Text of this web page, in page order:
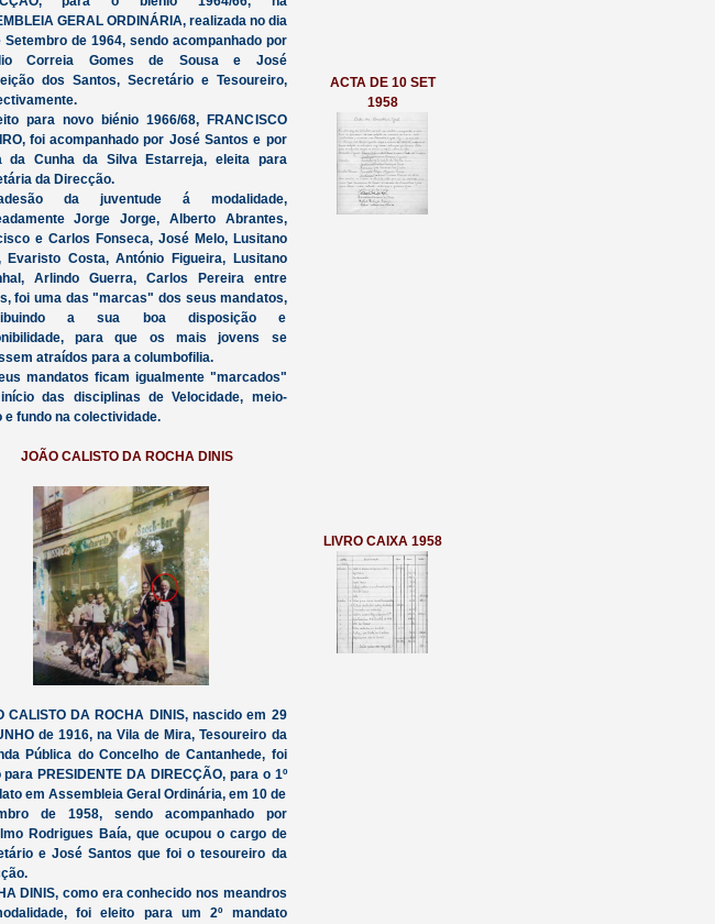
GERAL ORDINÁRIA, realizada no dia
Setembro de 1964, sendo acompanhado por
Correia Gomes de Sousa e José
dos Santos, Secretário e Tesoureiro,
para novo biénio 1966/68, FRANCISCO
foi acompanhado por José Santos e por
da Cunha da Silva Estarreja, eleita para
da Direcção.
da juventude á modalidade,
Jorge Jorge, Alberto Abrantes,
e Carlos Fonseca, José Melo, Lusitano
Evaristo Costa, António Figueira, Lusitano
Arlindo Guerra, Carlos Pereira entre
foi uma das "marcas" dos seus mandatos,
a sua boa disposição e
para que os mais jovens se
atraídos para a columbofilia.
mandatos ficam igualmente "marcados"
das disciplinas de Velocidade, meio-
e fundo na colectividade.
JOÃO CALISTO DA ROCHA DINIS
CALISTO DA ROCHA DINIS, nascido em 29
de 1916, na Vila de Mira, Tesoureiro da
Pública do Concelho de Cantanhede, foi
para PRESIDENTE DA DIRECÇÃO, para o 1º
em Assembleia Geral Ordinária, em 10 de
de 1958, sendo acompanhado por
Rodrigues Baía, que ocupou o cargo de
e José Santos que foi o tesoureiro da
DINIS, como era conhecido nos meandros
foi eleito para um 2º mandato
ACTA DE 10 SET
1958
LIVRO CAIXA 1958